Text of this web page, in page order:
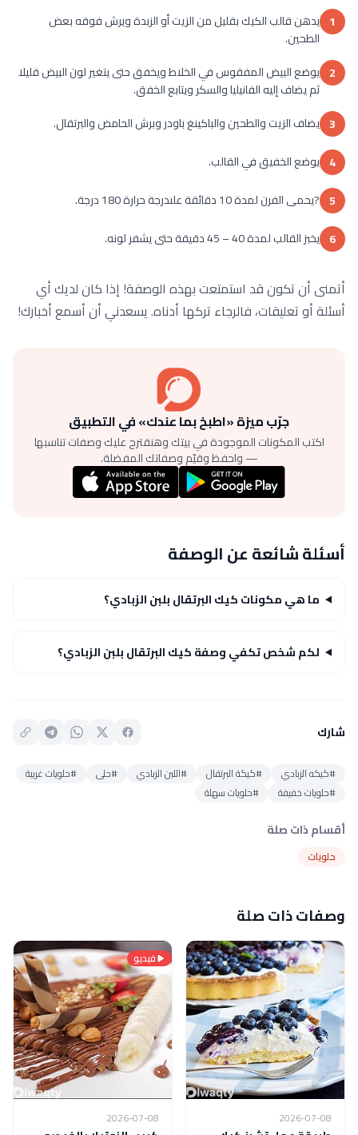
1 يدهن قالب الكيك بقليل من الزيت أو الزبدة ويرش فوقه بعض
الطحين.
2 يوضع البيض المفقوس في الخلاط ويخفق حتى يتغير لون البيض قليلا
ثم يضاف إليه الفانيليا والسكر ويتابع الخفق.
3 يضاف الزيت والطحين والباكينغ باودر وبرش الحامض والبرتقال.
4 يوضع الخفيق في القالب.
5 ?يحمى الفرن لمدة 10 دقائقة علىدرجة حرارة 180 درجة.
6 يخبز القالب لمدة 40 – 45 دقيقة حتى يشفر لونه.
أتمنى أن تكون قد استمتعت بهذه الوصفة! إذا كان لديك أي
أسئلة أو تعليقات، فالرجاء تركها أدناه. يسعدني أن أسمع أخبارك!
جرّب ميزة «اطبخ بما عندك» في التطبيق
اكتب المكونات الموجودة في بيتك وهنقترح عليك وصفات تناسبها
— واحفظ وقيّم وصفاتك المفضلة.
أسئلة شائعة عن الوصفة
ما هي مكونات كيك البرتقال بلبن الزبادي؟
لكم شخص تكفي وصفة كيك البرتقال بلبن الزبادي؟
شارك
#كيكه الزبادي #كيكة البرتقال #اللبن الزبادي #حلى
#حلويات غربية
#حلويات خفيفة
#حلويات سهلة
أقسام ذات صلة
حلويات
وصفات ذات صلة
2026-07-08
فيديو
2026-07-08